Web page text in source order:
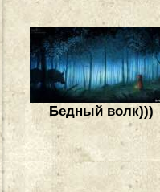
Бедный волк)))